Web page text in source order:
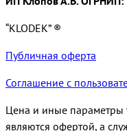
“KLODEK” ®
Публичная оферта
Соглашение с
Цена и иные параметры
являются офертой, а